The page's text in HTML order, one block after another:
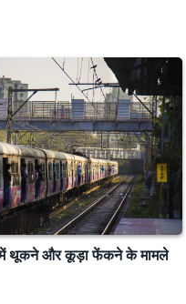
थूकने और कूड़ा फेंकने के मामले